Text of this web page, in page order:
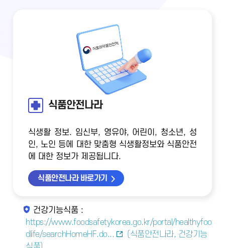
식품안전나라
식생활 정보. 임신부, 영유야, 어린이, 청소년, 성
인, 노인 등에 대한 맞춤형 식생활정보와 식품안전
에 대한 정보가 제공됩니다.
식품안전나라 바로가기
건강기능식품 :
https://www.foodsafetykorea.go.kr/portal/healthyfoo
dlife/searchHomeHF.do...
(식품안전나라, 건강기능